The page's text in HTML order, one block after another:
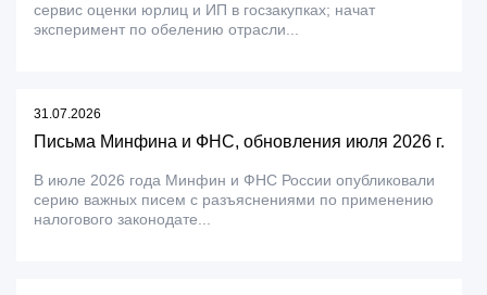
сервис оценки юрлиц и ИП в госзакупках; начат
эксперимент по обелению отрасли...
31.07.2026
Письма Минфина и ФНС, обновления июля 2026 г.
В июле 2026 года Минфин и ФНС России опубликовали
серию важных писем с разъяснениями по применению
налогового законодате...